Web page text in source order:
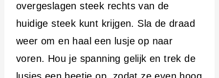
overgeslagen steek rechts van de
huidige steek kunt krijgen. Sla de draad
weer om en haal een lusje op naar
voren. Hou je spanning gelijk en trek de